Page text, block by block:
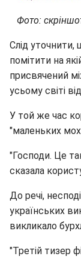
Фото:
Слід
помітити на
присвячений
усьому світі
У той же час
"маленьких
"Господи. Це
сказала
До речі,
українських
викликало
"Третій тизер